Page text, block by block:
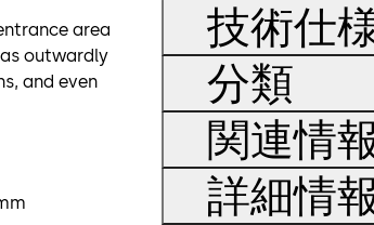
area
outwardly
and even
技術仕
分類
関連情
詳細情